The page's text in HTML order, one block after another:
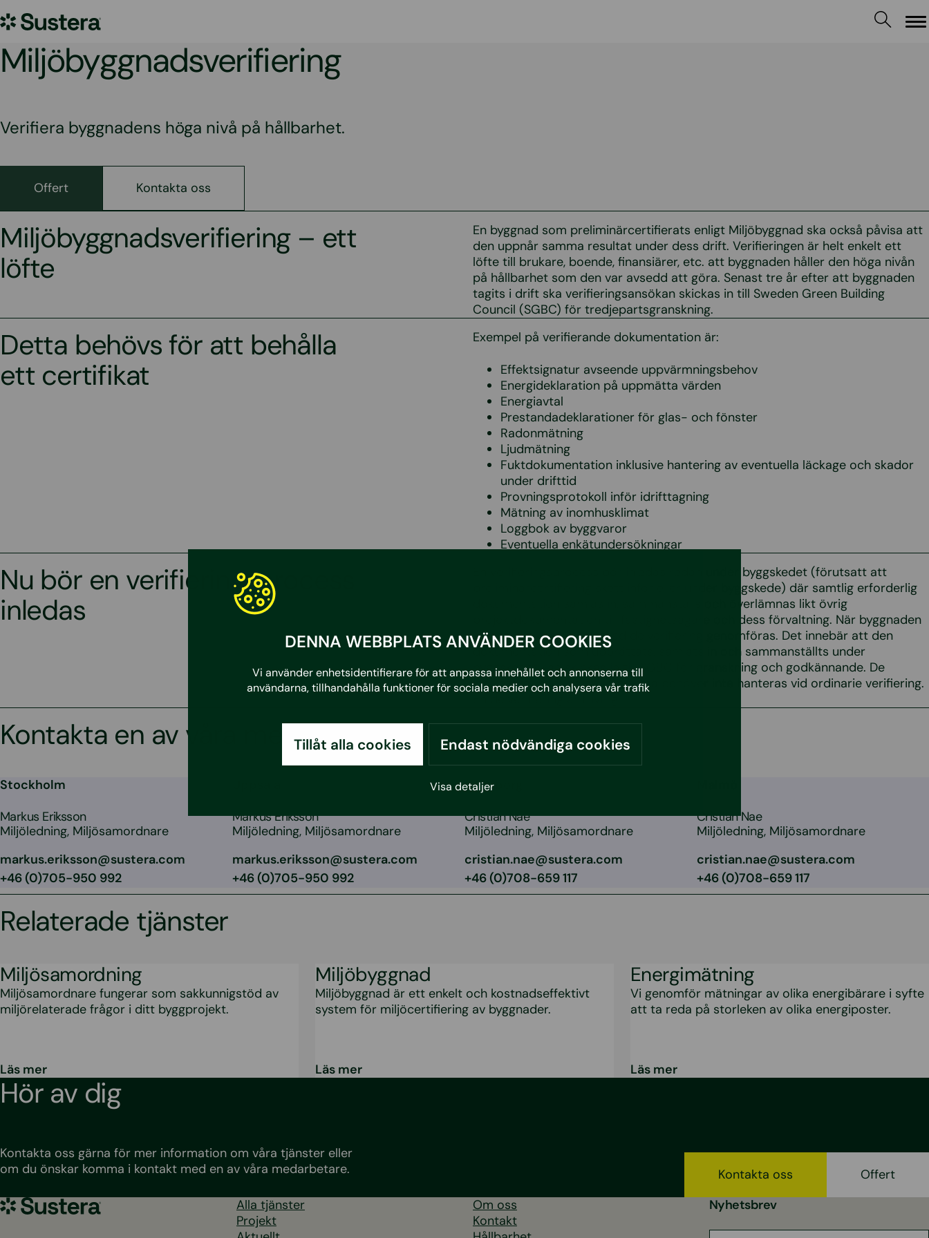
DENNA WEBBPLATS ANVÄNDER COOKIES
Vi använder enhetsidentifierare för att anpassa innehållet och annonserna till
användarna, tillhandahålla funktioner för sociala medier och analysera vår trafik
Tillåt alla cookies Endast nödvändiga cookies
Visa detaljer
till
Sustera
Sweden
Miljöbyggnadsverifiering
Verifiera byggnadens höga nivå på hållbarhet.
Offert Kontakta oss
Miljöbyggnadsverifiering – ett
löfte
En byggnad som preliminärcertifierats enligt Miljöbyggnad ska också påvisa att
den uppnår samma resultat under dess drift. Verifieringen är helt enkelt ett
löfte till brukare, boende, finansiärer, etc. att byggnaden håller den höga nivån
på hållbarhet som den var avsedd att göra. Senast tre år efter att byggnaden
tagits i drift ska verifieringsansökan skickas in till Sweden Green Building
Council (SGBC) för tredjepartsgranskning.
Detta behövs för att behålla
ett certifikat
Exempel på verifierande dokumentation är:
Effektsignatur avseende uppvärmningsbehov
Energideklaration på uppmätta värden
Energiavtal
Prestandadeklarationer för glas- och fönster
Radonmätning
Ljudmätning
Fuktdokumentation inklusive hantering av eventuella läckage och skador
under drifttid
Provningsprotokoll inför idrifttagning
Mätning av inomhusklimat
Loggbok av byggvaror
Eventuella enkätundersökningar
Nu bör en verifieringsprocess
inledas
En verifieringsprocess bör inledas redan under byggskedet (förutsatt att
preliminärcertifiering skett inför eller under byggskede) där samtlig erforderlig
dokumentation samlas in, sammanställs och överlämnas likt övrig
projektdokumentation till fastighetsägare och dess förvaltning. När byggnaden
står färdig kan en så kallad delverifiering genomföras. Det innebär att den
dokumentation som upprättats, samlats in och sammanställts under
byggskedet kan skickas in till SGBC för granskning och godkännande. De
indikatorer som då är kompletta behöver inte hanteras vid ordinarie verifiering.
En delverifiering är frivillig.
Kontakta en av våra medarbetare
Stockholm
Markus Eriksson
Miljöledning, Miljösamordnare
markus.eriksson@sustera.com
+46 (0)705-950 992
Markus Eriksson
Miljöledning, Miljösamordnare
markus.eriksson@sustera.com
+46 (0)705-950 992
Göteborg
Cristian Nae
Miljöledning, Miljösamordnare
cristian.nae@sustera.com
+46 (0)708-659 117
Cristian Nae
Miljöledning, Miljösamordnare
cristian.nae@sustera.com
+46 (0)708-659 117
Relaterade tjänster
Miljösamordning
Miljösamordnare fungerar som sakkunnigstöd av
miljörelaterade frågor i ditt byggprojekt.
Läs mer
Miljöbyggnad
Miljöbyggnad är ett enkelt och kostnadseffektivt
system för miljöcertifiering av byggnader.
Läs mer
Energimätning
Vi genomför mätningar av olika energibärare i syfte
att ta reda på storleken av olika energiposter.
Läs mer
Hör av dig
Kontakta oss gärna för mer information om våra tjänster eller
om du önskar komma i kontakt med en av våra medarbetare.
Kontakta oss
Offert
Sustera
Sweden
Alla tjänster
Projekt
Om oss
Kontakt
Nyhetsbrev